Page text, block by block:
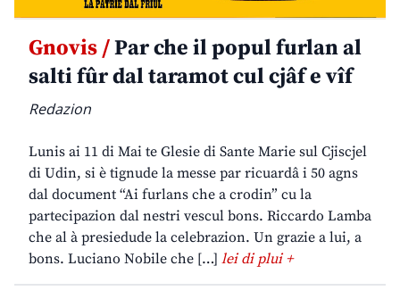
Gnovis /Par che il popul furlan al
salti fûr dal taramot cul cjâf e vîf
Redazion
Lunis ai 11 di Mai te Glesie di Sante Marie sul Cjiscjel
di Udin, si è tignude la messe par ricuardâ i 50 agns
dal document “Ai furlans che a crodin” cu la
partecipazion dal nestri vescul bons. Riccardo Lamba
che al à presiedude la celebrazion. Un grazie a lui, a
bons. Luciano Nobile che […] lei di plui +